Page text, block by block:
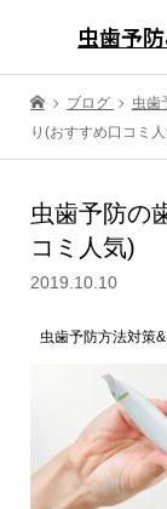
虫歯予
ブログ 虫歯
り(おすすめ口コミ
虫歯予防の
コミ人気)
2019.10.10
虫歯予防方法対策